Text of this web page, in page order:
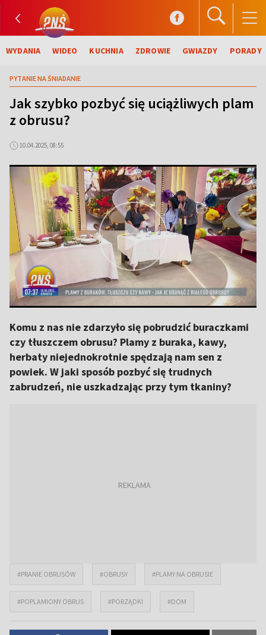
WYDANIA WIDEO KUCHNIA ZDROWIE GWIAZDY PORADY
PYTANIE NA ŚNIADANIE
Jak szybko pozbyć się uciążliwych plam
z obrusu?
10.04.2025, 08:55
Komu z nas nie zdarzyło się pobrudzić buraczkami
czy tłuszczem obrusu? Plamy z buraka, kawy,
herbaty niejednokrotnie spędzają nam sen z
powiek. W jaki sposób pozbyć się trudnych
zabrudzeń, nie uszkadzając przy tym tkaniny?
#PRANIE OBRUSÓW #OBRUSY #PLAMY NA OBRUSIE
#POPLAMIONY OBRUS #PORZĄDKI #DOM